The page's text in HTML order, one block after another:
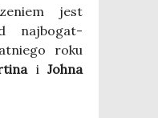
jest
naj­bo­gat­
roku
iJoh­na